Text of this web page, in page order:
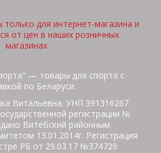
для интернет-магазина и
от цен в наших розничных
магазинах.
— товары для спорта с
по Беларуси.
Витальевна. УНП 391316267.
регистрации №
Витебский районным
13.01.2014г. Регистрация
РБ от 29.03.17 №374729.